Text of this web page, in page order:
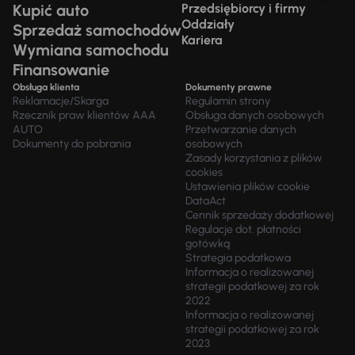
Kupić auto
Sprzedaż samochodów
Wymiana samochodu
Finansowanie
Przedsiębiorcy i firmy
Oddziały
Kariera
Obsługa klienta
Reklamacje/Skarga
Rzecznik praw klientów AAA
AUTO
Dokumenty do pobrania
Dokumenty prawne
Regulamin strony
Obsługa danych osobowych
Przetwarzanie danych
osobowych
Zasady korzystania z plików
cookies
Ustawienia plików cookie
DataAct
Cennik sprzedaży dodatkowej
Regulacje dot. płatności
gotówką
Strategia podatkowa
Informacja o realizowanej
strategii podatkowej za rok
2022
Informacja o realizowanej
strategii podatkowej za rok
2023